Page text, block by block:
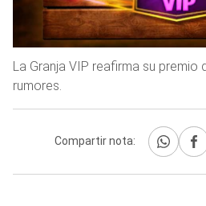
La Granja VIP reafirma su premio
rumores.
Compartir nota: